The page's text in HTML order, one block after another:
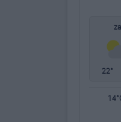
za
22°